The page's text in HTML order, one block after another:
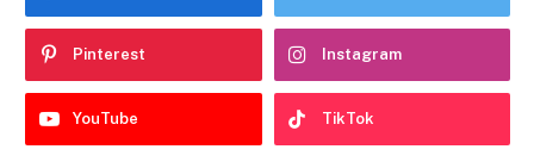
Pinterest Instagram
YouTube TikTok